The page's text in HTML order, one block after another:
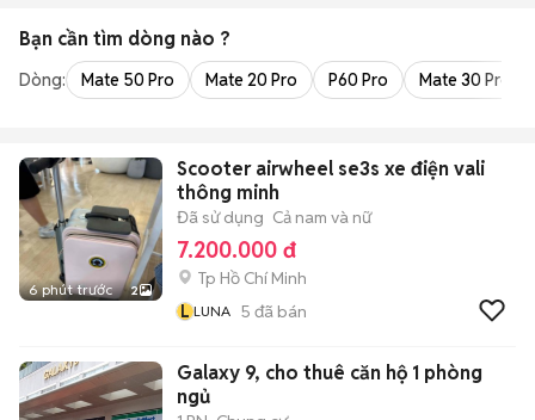
Bạn cần tìm dòng nào ?
Dòng: Mate 50 Pro Mate 20 Pro P60 Pro Mate 30 Pro
6 phút trước 2
Scooter airwheel se3s xe điện vali
thông minh
Đã sử dụng Cả nam và nữ
7.200.000 đ
Tp Hồ Chí Minh
L LUNA 5 đã bán
Galaxy 9, cho thuê căn hộ 1 phòng
ngủ